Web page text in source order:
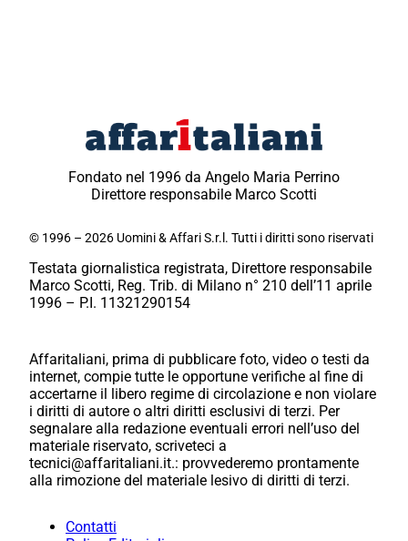
Fondato nel 1996 da Angelo Maria Perrino
Direttore responsabile Marco Scotti
© 1996 – 2026 Uomini & Affari S.r.l. Tutti i diritti sono riservati
Testata giornalistica registrata, Direttore responsabile
Marco Scotti, Reg. Trib. di Milano n° 210 dell’11 aprile
1996 – P.I. 11321290154
Affaritaliani, prima di pubblicare foto, video o testi da
internet, compie tutte le opportune verifiche al fine di
accertarne il libero regime di circolazione e non violare
i diritti di autore o altri diritti esclusivi di terzi. Per
segnalare alla redazione eventuali errori nell’uso del
materiale riservato, scriveteci a
tecnici@affaritaliani.it.: provvederemo prontamente
alla rimozione del materiale lesivo di diritti di terzi.
Contatti